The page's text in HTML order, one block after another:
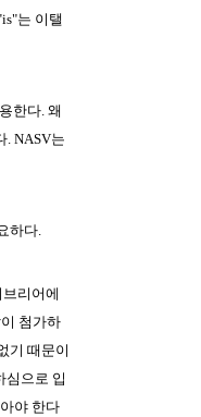
는 이탤
한다. 왜
. NASV는
하다.
리어에
첨가하
기 때문이
심으로 입
야 한다